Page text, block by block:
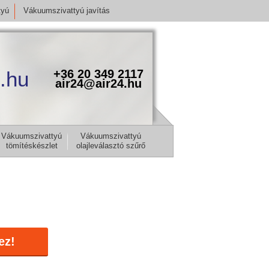
Vákuumszivattyú javítás
+36 20 349 2117
air24@air24.hu
Vákuumszivattyú
tömítéskészlet
Vákuumszivattyú
olajleválasztó szűrő